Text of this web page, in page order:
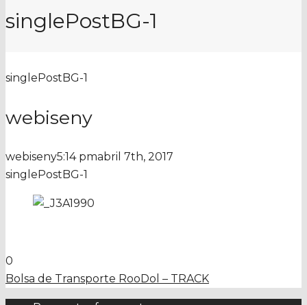
singlePostBG-1
singlePostBG-1
webiseny
webiseny5:14 pmabril 7th, 2017
singlePostBG-1
0
Bolsa de Transporte RooDol – TRACK